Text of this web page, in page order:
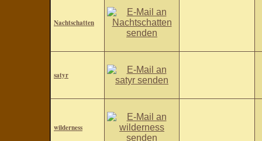
Nachtschatten
satyr
wilderness